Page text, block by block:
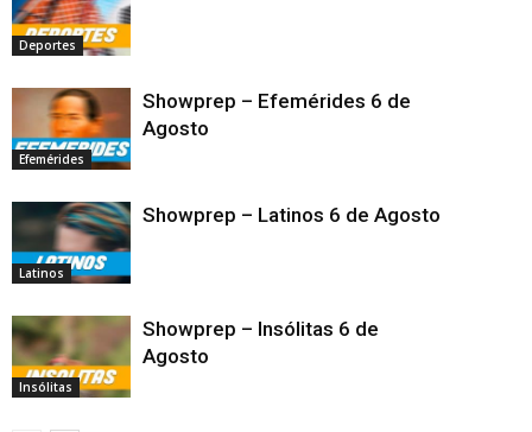
Deportes
Efemérides
Showprep – Efemérides 6 de
Agosto
Latinos
Showprep – Latinos 6 de Agosto
Insólitas
Showprep – Insólitas 6 de
Agosto